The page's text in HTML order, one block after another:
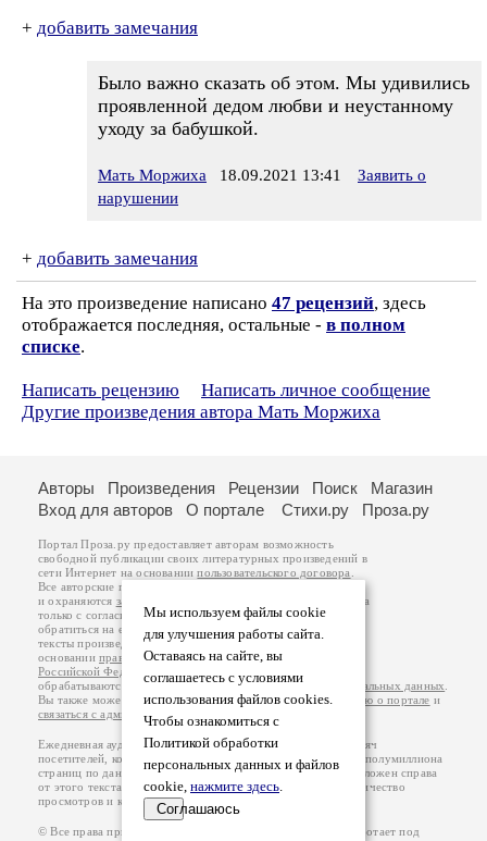
+ добавить замечания
Было важно сказать об этом. Мы удивились
проявленной дедом любви и неустанному
уходу за бабушкой.
Мать Моржиха 18.09.2021 13:41
Заявить о
нарушении
+ добавить замечания
На это произведение написано 47 рецензий, здесь
отображается последняя, остальные - в полном
списке.
Написать рецензию
Написать личное сообщение
Другие произведения автора Мать Моржиха
Мы используем файлы cookie
для улучшения работы сайта.
Оставаясь на сайте, вы
соглашаетесь с условиями
использования файлов cookies.
Чтобы ознакомиться с
Политикой обработки
персональных данных и файлов
cookie, нажмите здесь.
Соглашаюсь
Авторы Произведения Рецензии Поиск
Магазин
Вход для авторов
О портале Стихи.ру Проза.ру
Портал Проза.ру предоставляет авторам возможность
свободной публикации своих литературных произведений в
сети Интернет на основаниипользовательского договора
Все авторские права на произведения принадлежат авторам
и охраняются законом
. Перепечатка произведений возможна
только с согласия его автора, к которому вы можете
обратиться на его авторской странице. Ответственность за
тексты произведений авторы несут самостоятельно на
основанииправил публикацииизаконодательства
Российской Федерации
обрабатываются на основанииПолитики обработки персональных данных
Вы также можете посмотреть более подробнуюинформацию о портале и
связаться с администрацией
Ежедневная аудитория портала Проза.ру – порядка 100 тысяч
посетителей, которые в общей сумме просматривают более полумиллиона
страниц по данным счетчика посещаемости, который расположен справа
от этого текста. В каждой графе указано по две цифры: количество
просмотров и количество посетителей.
© Все права принадлежат авторам, 2000-2026. Портал работает под